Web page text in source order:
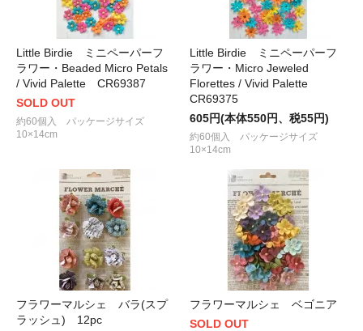
Little Birdie ミニペーパーフ
ラワー・Beaded Micro Petals
/ Vivid Palette CR69387
SOLD OUT
約60個入 パッケージサイズ
10×14cm
Little Birdie ミニペーパーフ
ラワー・Micro Jeweled
Florettes / Vivid Palette
CR69375
605円(本体550円、税55円)
約60個入 パッケージサイズ
10×14cm
フラワーマルシェ バラ(スプ
ラッシュ) 12pc
フラワーマルシェ ベゴニア
SOLD OUT